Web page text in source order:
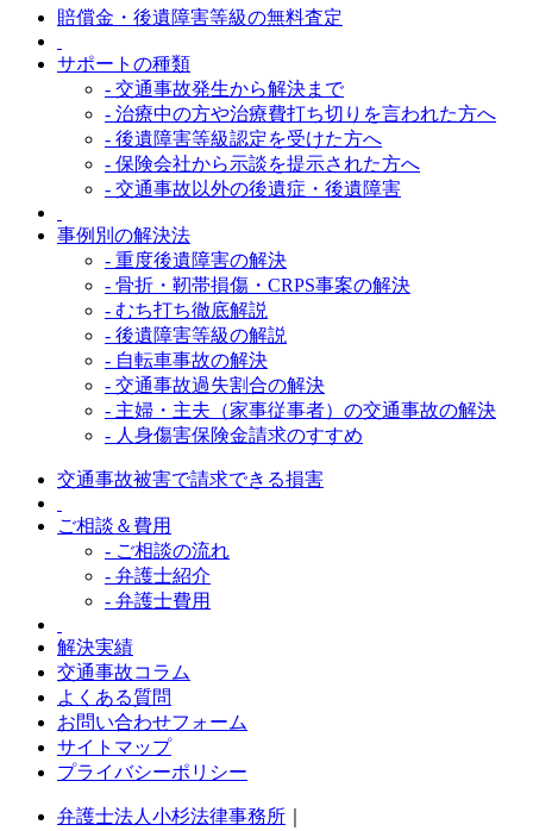
賠償金・後遺障害等級の無料査定
サポートの種類
- 交通事故発生から解決まで
- 治療中の方や治療費打ち切りを言われた方へ
- 後遺障害等級認定を受けた方へ
- 保険会社から示談を提示された方へ
- 交通事故以外の後遺症・後遺障害
事例別の解決法
- 重度後遺障害の解決
- 骨折・靭帯損傷・CRPS事案の解決
- むち打ち徹底解説
- 後遺障害等級の解説
- 自転車事故の解決
- 交通事故過失割合の解決
- 主婦・主夫（家事従事者）の交通事故の解決
- 人身傷害保険金請求のすすめ
交通事故被害で請求できる損害
ご相談＆費用
- ご相談の流れ
- 弁護士紹介
- 弁護士費用
解決実績
交通事故コラム
よくある質問
お問い合わせフォーム
サイトマップ
プライバシーポリシー
弁護士法人小杉法律事務所